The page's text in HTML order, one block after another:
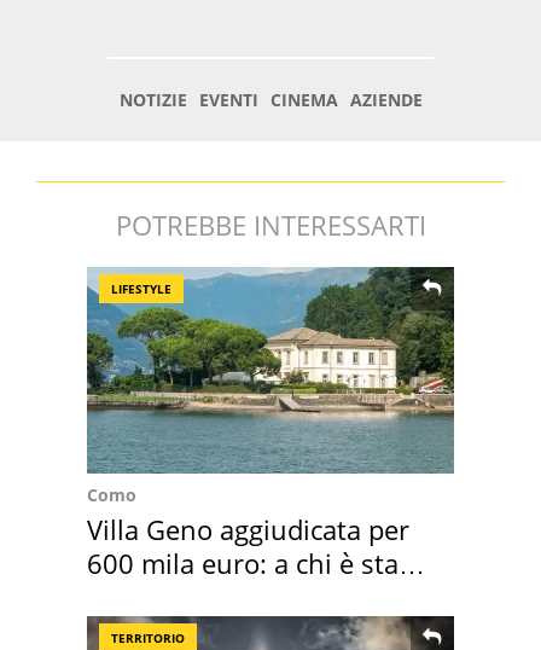
POTREBBE INTERESSARTI
LIFESTYLE
Como
Villa Geno aggiudicata per
600 mila euro: a chi è stata
TERRITORIO